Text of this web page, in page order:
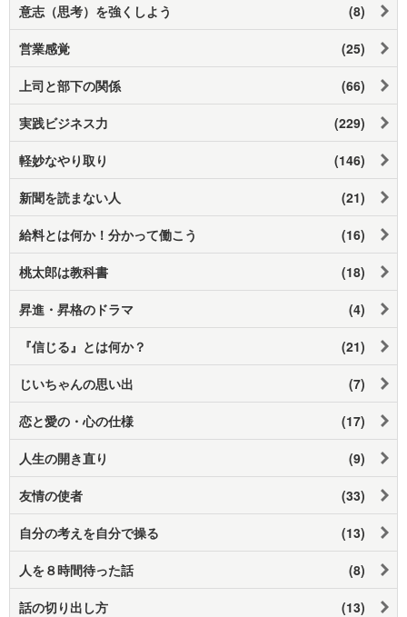
意志（思考）を強くしよう (8)
営業感覚 (25)
上司と部下の関係 (66)
実践ビジネス力 (229)
軽妙なやり取り (146)
新聞を読まない人 (21)
給料とは何か！分かって働こう (16)
桃太郎は教科書 (18)
昇進・昇格のドラマ (4)
『信じる』とは何か？ (21)
じいちゃんの思い出 (7)
恋と愛の・心の仕様 (17)
人生の開き直り (9)
友情の使者 (33)
自分の考えを自分で操る (13)
人を８時間待った話 (8)
話の切り出し方 (13)